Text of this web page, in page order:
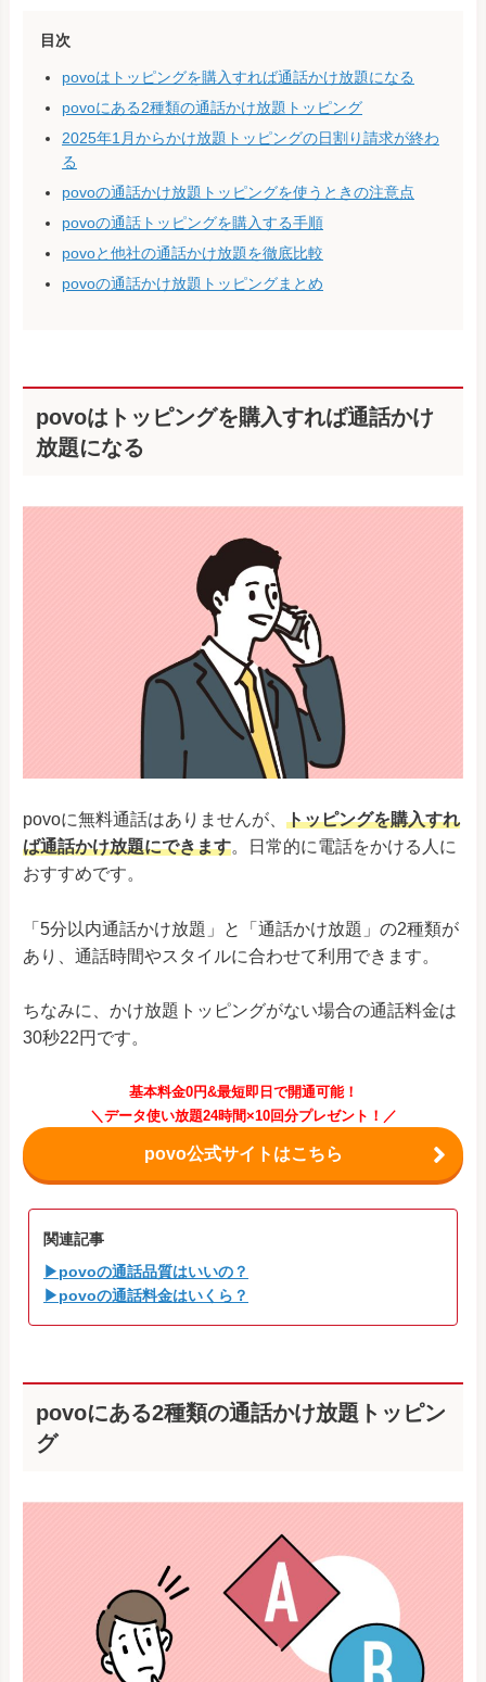
目次
povoはトッピングを購入すれば通話かけ放題になる
povoにある2種類の通話かけ放題トッピング
2025年1月からかけ放題トッピングの日割り請求が終わ
る
povoの通話かけ放題トッピングを使うときの注意点
povoの通話トッピングを購入する手順
povoと他社の通話かけ放題を徹底比較
povoの通話かけ放題トッピングまとめ
povoはトッピングを購入すれば通話かけ
放題になる
povoに無料通話はありませんが、 トッピングを購入すれ
ば通話かけ放題にできます。日常的に電話をかける人に
おすすめです。
「5分以内通話かけ放題」と「通話かけ放題」の2種類が
あり、通話時間やスタイルに合わせて利用できます。
ちなみに、かけ放題トッピングがない場合の通話料金は
30秒22円です。
基本料金0円&最短即日で開通可能！
＼データ使い放題24時間×10回分プレゼント！／
povo公式サイトはこちら
関連記事
▶povoの通話品質はいいの？
▶povoの通話料金はいくら？
povoにある2種類の通話かけ放題トッピン
グ